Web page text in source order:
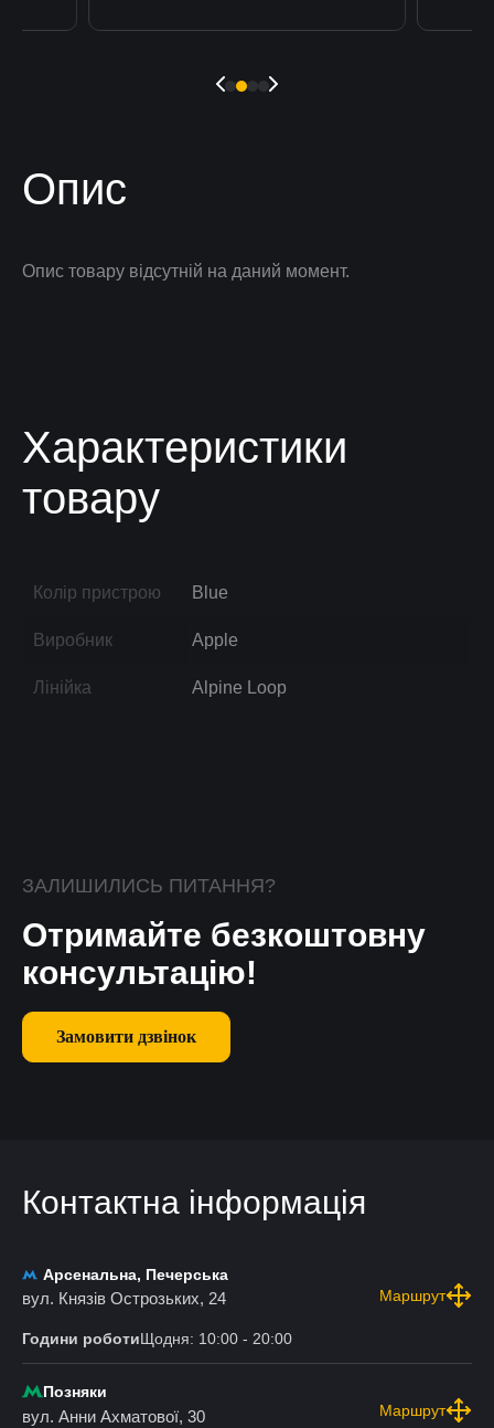
Опис
Опис товару відсутній на даний момент.
Характеристики
товару
Колір пристрою Blue
Виробник Apple
Лінійка Alpine Loop
ЗАЛИШИЛИСЬ ПИТАННЯ?
Отримайте безкоштовну
консультацію!
Замовити дзвінок
Контактна інформація
Арсенальна, Печерська
вул. Князів Острозьких, 24 Маршрут
Години роботиЩодня: 10:00 - 20:00
Позняки
вул. Анни Ахматової, 30 Маршрут